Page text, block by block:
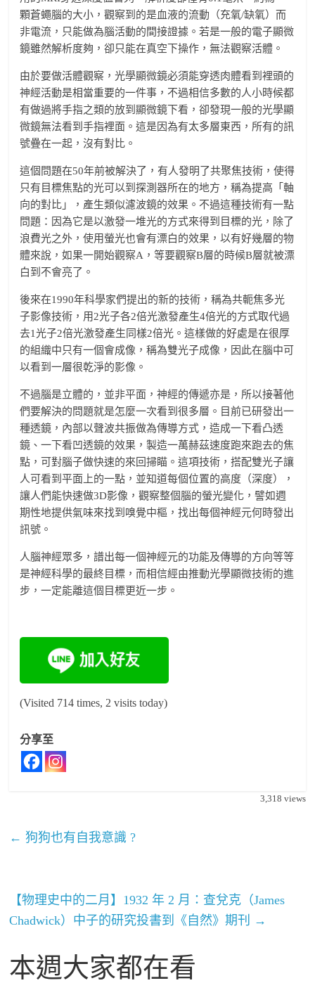
顆蒼蠅腦的大小，觀察到的是血液的流動（充氧/缺氧）而
非電流，只能做為腦活動的間接證據。若是一般的電子顯微
鏡雖然解析度夠，卻只能在真空下操作，無法觀察活體。
由於要做活體觀察，光學顯微鏡必須能穿透肉體看到裡頭的
神經活動是相當重要的一件事，不過相信多數的人小時候都
有做過將手指之類的放到顯微鏡下看，卻發現一般的光學顯
微鏡無法看到手指裡面。這是因為有太多層東西，所有的訊
號疊在一起，沒有對比。
這個問題在50年前被解決了，有人發明了共聚焦技術，使得
只有目標焦點的光可以到探測器所在的地方，稱為提高「軸
向的對比」，產生類似濾波鏡的效果。不過這種技術有一點
問題：因為它是以激發一堆光的方式來得到目標的光，除了
浪費光之外，使用螢光也會有漂白的效果，以有好幾層的物
體來說，如果一開始觀察A，等要觀察B層的時候B層就被漂
白到不會亮了。
後來在1990年科學家們提出的新的技術，稱為共軛焦多光
子影像技術，用2光子各2倍光激發產生4倍光的方式取代過
去1光子2倍光激發產生同樣2倍光。這樣做的好處是在很厚
的組織中只有一個會成像，稱為雙光子成像，因此在腦中可
以看到一層很乾淨的影像。
不過腦是立體的，並非平面，神經的傳遞亦是，所以接著他
們要解決的問題就是怎麼一次看到很多層。目前已研發出一
種透鏡，內部以聲波共振做為傳導方式，造成一下看凸透
鏡、一下看凹透鏡的效果，製造一萬赫茲速度跑來跑去的焦
點，可對腦子做快速的來回掃瞄。這項技術，搭配雙光子讓
人可看到平面上的一點，並知道每個位置的高度（深度），
讓人們能快速做3D影像，觀察整個腦的螢光變化，譬如週
期性地提供氣味來找到嗅覺中樞，找出每個神經元何時發出
訊號。
人腦神經眾多，譜出每一個神經元的功能及傳導的方向等等
是神經科學的最終目標，而相信經由推動光學顯微技術的進
步，一定能離這個目標更近一步。
(Visited 714 times, 2 visits today)
分享至
3,318 views
← 狗狗也有自我意識 ?
【物理史中的二月】1932 年 2 月：查兌克（James
Chadwick）中子的研究投書到《自然》期刊
→
本週大家都在看